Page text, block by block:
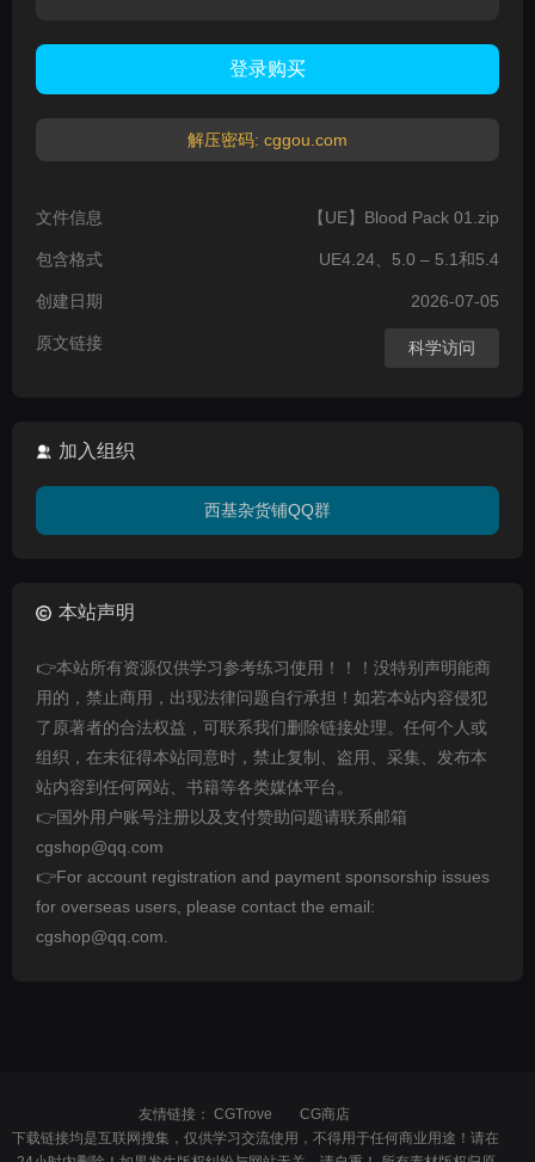
登录购买
解压密码: cggou.com
文件信息 【UE】Blood Pack 01.zip
包含格式 UE4.24、5.0 – 5.1和5.4
创建日期 2026-07-05
原文链接 科学访问
加入组织
西基杂货铺QQ群
本站声明
👉本站所有资源仅供学习参考练习使用！！！没特别声明能商
用的，禁止商用，出现法律问题自行承担！如若本站内容侵犯
了原著者的合法权益，可联系我们删除链接处理。任何个人或
组织，在未征得本站同意时，禁止复制、盗用、采集、发布本
站内容到任何网站、书籍等各类媒体平台。
👉国外用户账号注册以及支付赞助问题请联系邮箱
cgshop@qq.com
👉For account registration and payment sponsorship issues
for overseas users, please contact the email:
cgshop@qq.com.
友情链接： CGTrove
CG商店
下载链接均是互联网搜集，仅供学习交流使用，不得用于任何商业用途！请在